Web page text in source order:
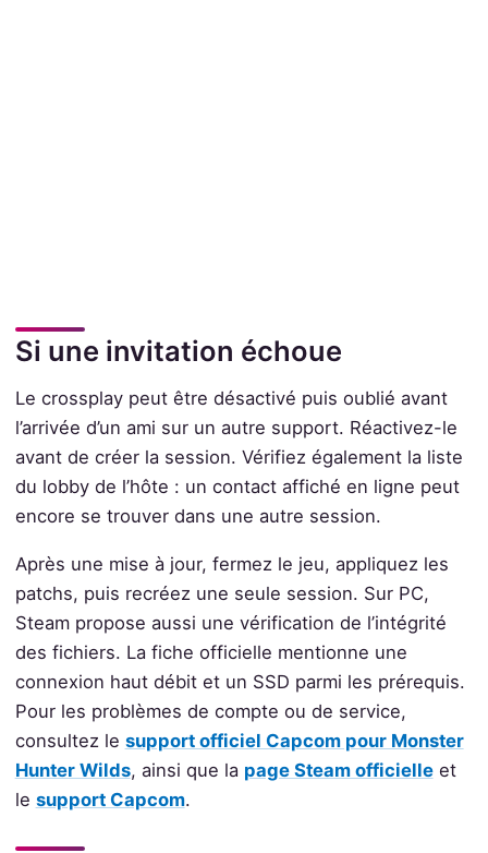
Si une invitation échoue
Le crossplay peut être désactivé puis oublié avant
l’arrivée d’un ami sur un autre support. Réactivez-le
avant de créer la session. Vérifiez également la liste
du lobby de l’hôte : un contact affiché en ligne peut
encore se trouver dans une autre session.
Après une mise à jour, fermez le jeu, appliquez les
patchs, puis recréez une seule session. Sur PC,
Steam propose aussi une vérification de l’intégrité
des fichiers. La fiche officielle mentionne une
connexion haut débit et un SSD parmi les prérequis.
Pour les problèmes de compte ou de service,
consultez le support officiel Capcom pour Monster
Hunter Wilds, ainsi que la page Steam officielleet
le support Capcom.